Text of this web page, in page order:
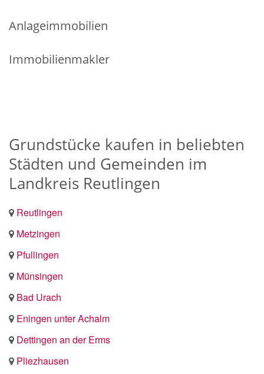
Anlageimmobilien
Immobilienmakler
Grundstücke kaufen in beliebten
Städten und Gemeinden im
Landkreis Reutlingen
Reutlingen
Metzingen
Pfullingen
Münsingen
Bad Urach
Eningen unter Achalm
Dettingen an der Erms
Pliezhausen